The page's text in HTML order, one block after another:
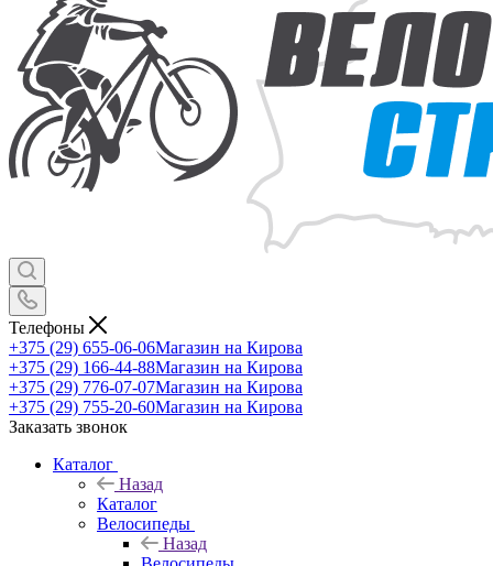
Телефоны
+375 (29) 655-06-06Магазин на Кирова
+375 (29) 166-44-88Магазин на Кирова
+375 (29) 776-07-07Магазин на Кирова
+375 (29) 755-20-60Магазин на Кирова
Заказать звонок
Каталог
Назад
Каталог
Велосипеды
Назад